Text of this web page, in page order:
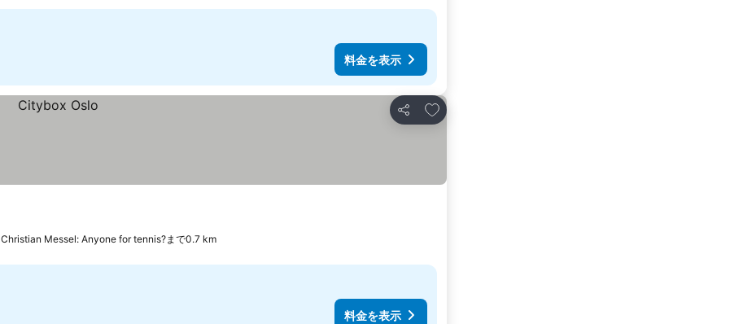
料金を表示
シェア
お気に入りに追加
Christian Messel: Anyone for tennis?まで0.7 km
料金を表示